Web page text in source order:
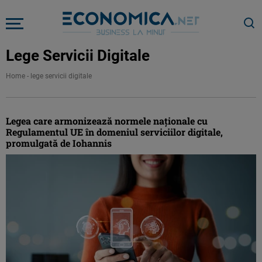
Lege Servicii Digitale
Home - lege servicii digitale
Legea care armonizează normele naţionale cu
Regulamentul UE în domeniul serviciilor digitale,
promulgată de Iohannis